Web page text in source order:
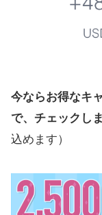
今ならお得なキ
で、チェックし
込めます）